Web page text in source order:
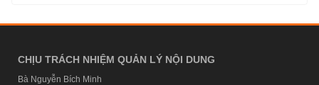
CHỊU TRÁCH NHIỆM QUẢN LÝ NỘI DUNG
Bà Nguyễn Bích Minh